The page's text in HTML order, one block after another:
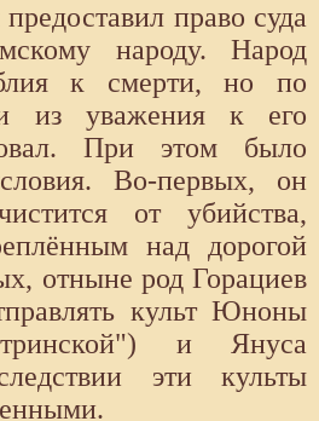
право суда
народу. Народ
к смерти, но по
из уважения к его
При этом было
Во-первых, он
от убийства,
над дорогой
отныне род Горациев
культ Юноны
и Януса
эти культы